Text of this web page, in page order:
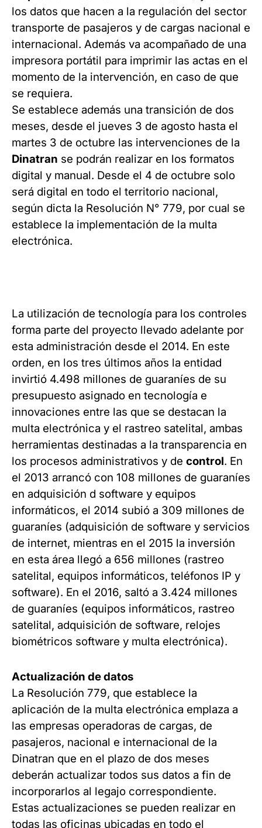
los datos que hacen a la regulación del sector
transporte de pasajeros y de cargas nacional e
internacional. Además va acompañado de una
impresora portátil para imprimir las actas en el
momento de la intervención, en caso de que
se requiera.
Se establece además una transición de dos
meses, desde el jueves 3 de agosto hasta el
martes 3 de octubre las intervenciones de la
Dinatran se podrán realizar en los formatos
digital y manual. Desde el 4 de octubre solo
será digital en todo el territorio nacional,
según dicta la Resolución N° 779, por cual se
establece la implementación de la multa
electrónica.
La utilización de tecnología para los controles
forma parte del proyecto llevado adelante por
esta administración desde el 2014. En este
orden, en los tres últimos años la entidad
invirtió 4.498 millones de guaraníes de su
presupuesto asignado en tecnología e
innovaciones entre las que se destacan la
multa electrónica y el rastreo satelital, ambas
herramientas destinadas a la transparencia en
los procesos administrativos y de control. En
el 2013 arrancó con 108 millones de guaraníes
en adquisición d software y equipos
informáticos, el 2014 subió a 309 millones de
guaraníes (adquisición de software y servicios
de internet, mientras en el 2015 la inversión
en esta área llegó a 656 millones (rastreo
satelital, equipos informáticos, teléfonos IP y
software). En el 2016, saltó a 3.424 millones
de guaraníes (equipos informáticos, rastreo
satelital, adquisición de software, relojes
biométricos software y multa electrónica).
Actualización de datos
La Resolución 779, que establece la
aplicación de la multa electrónica emplaza a
las empresas operadoras de cargas, de
pasajeros, nacional e internacional de la
Dinatran que en el plazo de dos meses
deberán actualizar todos sus datos a fin de
incorporarlos al legajo correspondiente.
Estas actualizaciones se pueden realizar en
todas las oficinas ubicadas en todo el